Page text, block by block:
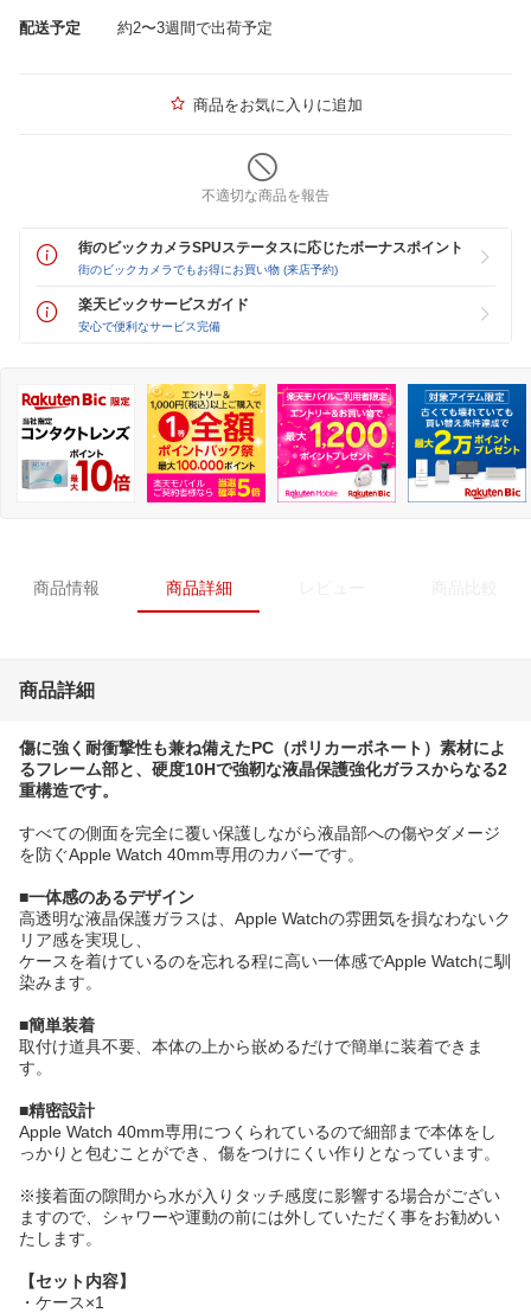
配送予定 約2〜3週間で出荷予定
商品をお気に入りに追加
不適切な商品を報告
街のビックカメラSPUステータスに応じたボーナスポイント
街のビックカメラでもお得にお買い物 (来店予約)
楽天ビックサービスガイド
安心で便利なサービス完備
商品情報 商品詳細
商品詳細
傷に強く耐衝撃性も兼ね備えたPC（ポリカーボネート）素材によ
るフレーム部と、硬度10Hで強靭な液晶保護強化ガラスからなる2
重構造です。
すべての側面を完全に覆い保護しながら液晶部への傷やダメージ
を防ぐApple Watch 40mm専用のカバーです。
■一体感のあるデザイン
高透明な液晶保護ガラスは、Apple Watchの雰囲気を損なわないク
リア感を実現し、
ケースを着けているのを忘れる程に高い一体感でApple Watchに馴
染みます。
■簡単装着
取付け道具不要、本体の上から嵌めるだけで簡単に装着できま
す。
■精密設計
Apple Watch 40mm専用につくられているので細部まで本体をし
っかりと包むことができ、傷をつけにくい作りとなっています。
※接着面の隙間から水が入りタッチ感度に影響する場合がござい
ますので、シャワーや運動の前には外していただく事をお勧めい
たします。
【セット内容】
・ケース×1